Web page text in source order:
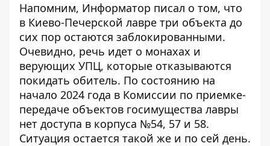
Напомним, Информатор писал о том, что
в Киево-Печерской лавре три объекта до
сих пор остаются заблокированными.
Очевидно, речь идет о монахах и
верующих УПЦ, которые отказываются
покидать обитель. По состоянию на
начало 2024 года в Комиссии по приемке-
передаче объектов госимущества лавры
нет доступа в корпуса №54, 57 и 58.
Ситуация остается такой же и по сей день.